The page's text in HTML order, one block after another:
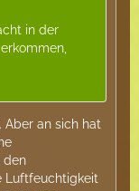
in der
Aber an sich hat
den
Luftfeuchtigkeit